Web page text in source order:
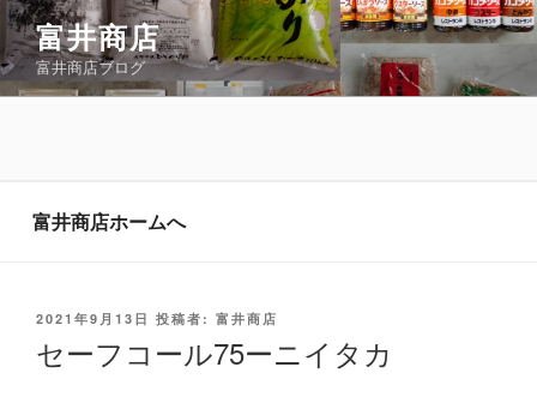
コ
ン
テ
ン
富井商店
富井商店ブログ
富井商店ホームへ
投
日:
2021年9月13日 投稿者: 富井商店
セーフコール75ーニイタカ